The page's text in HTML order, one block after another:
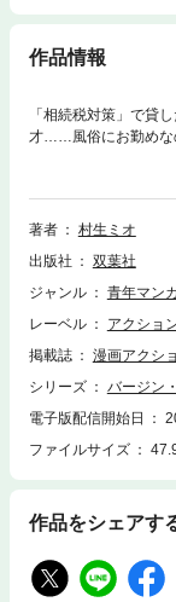
作品情報
「相続税対策」で貸
才……風俗にお勤めな
の『バージンママ』
を身近に感じとれる
す大騒動！長編人気
著者
村生ミオ
出版社
双葉社
ジャンル
青年マン
レーベル
アクショ
掲載誌
漫画アクシ
シリーズ
バージン
電子版配信開始日
ファイルサイズ
作品をシェアす